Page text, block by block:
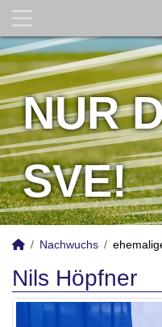
NUR
SVE!
Nachwuchs
Nils Höpfner